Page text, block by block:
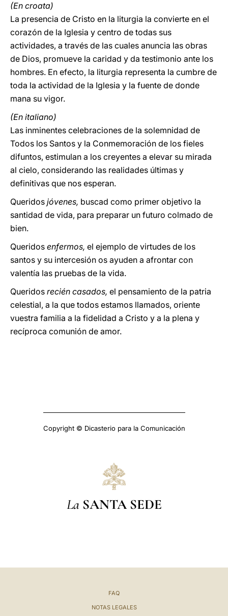
(En croata)
La presencia de Cristo en la liturgia la convierte en el
corazón de la Iglesia y centro de todas sus
actividades, a través de las cuales anuncia las obras
de Dios, promueve la caridad y da testimonio ante los
hombres. En efecto, la liturgia representa la cumbre de
toda la actividad de la Iglesia y la fuente de donde
mana su vigor.
(En italiano)
Las inminentes celebraciones de la solemnidad de
Todos los Santos y la Conmemoración de los fieles
difuntos, estimulan a los creyentes a elevar su mirada
al cielo, considerando las realidades últimas y
definitivas que nos esperan.
Queridos jóvenes, buscad como primer objetivo la
santidad de vida, para preparar un futuro colmado de
bien.
Queridos enfermos, el ejemplo de virtudes de los
santos y su intercesión os ayuden a afrontar con
valentía las pruebas de la vida.
Queridos recién casados, el pensamiento de la patria
celestial, a la que todos estamos llamados, oriente
vuestra familia a la fidelidad a Cristo y a la plena y
recíproca comunión de amor.
Copyright © Dicasterio para la Comunicación
La SANTA SEDE
FAQ
NOTAS LEGALES